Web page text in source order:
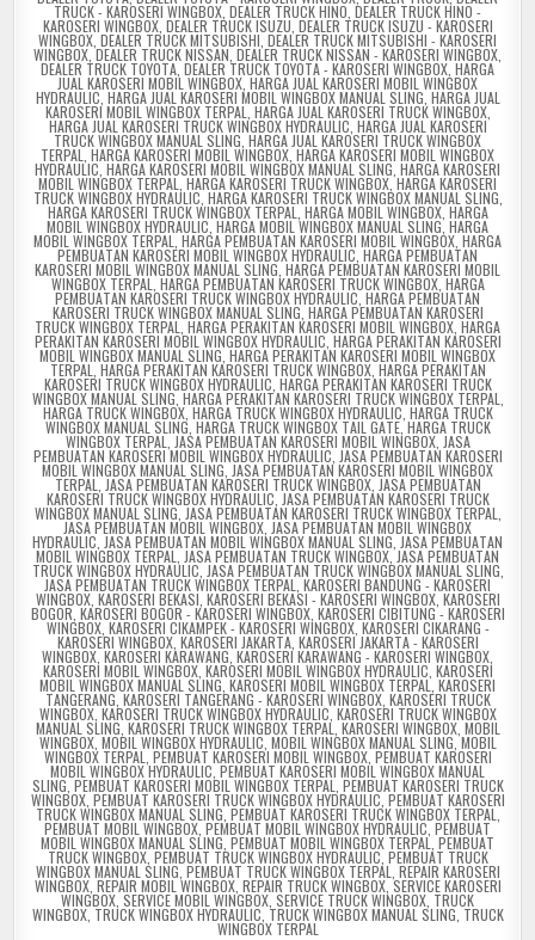
TRUCK - KAROSERI WINGBOX DEALER TRUCK HINO DEALER TRUCK HINO -
KAROSERI WINGBOX, DEALER TRUCK ISUZU DEALER TRUCK ISUZU - KAROSERI
WINGBOX DEALER TRUCK MITSUBISHI DEALER TRUCK MITSUBISHI - KAROSERI
WINGBOX ,DEALER TRUCK NISSAN DEALER TRUCK NISSAN - KAROSERI WINGBOX
DEALER TRUCK TOYOTA DEALER TRUCK TOYOTA - KAROSERI WINGBOX HARGA
JUAL KAROSERI MOBIL WINGBOX HARGA JUAL KAROSERI MOBIL WINGBOX
HYDRAULIC HARGA JUAL KAROSERI MOBIL WINGBOX MANUAL SLING HARGA JUAL
KAROSERI MOBIL WINGBOX TERPAL HARGA JUAL KAROSERI TRUCK WINGBOX,
HARGA JUAL KAROSERI TRUCK WINGBOX HYDRAULIC HARGA JUAL KAROSERI
TRUCK WINGBOX MANUAL SLING HARGA JUAL KAROSERI TRUCK WINGBOX
TERPAL HARGA KAROSERI MOBIL WINGBOX HARGA KAROSERI MOBIL WINGBOX
HYDRAULIC HARGA KAROSERI MOBIL WINGBOX MANUAL SLING HARGA KAROSERI
MOBIL WINGBOX TERPAL HARGA KAROSERI TRUCK WINGBOX ,HARGA KAROSERI
TRUCK WINGBOX HYDRAULIC HARGA KAROSERI TRUCK WINGBOX MANUAL SLING
HARGA KAROSERI TRUCK WINGBOX TERPAL HARGA MOBIL WINGBOX, HARGA
MOBIL WINGBOX HYDRAULIC HARGA MOBIL WINGBOX MANUAL SLING, HARGA
MOBIL WINGBOX TERPAL HARGA PEMBUATAN KAROSERI MOBIL WINGBOX HARGA
PEMBUATAN KAROSERI MOBIL WINGBOX HYDRAULIC HARGA PEMBUATAN
KAROSERI MOBIL WINGBOX MANUAL SLING HARGA PEMBUATAN KAROSERI MOBIL
WINGBOX TERPAL HARGA PEMBUATAN KAROSERI TRUCK WINGBOX, HARGA
PEMBUATAN KAROSERI TRUCK WINGBOX HYDRAULIC HARGA PEMBUATAN
KAROSERI TRUCK WINGBOX MANUAL SLING HARGA PEMBUATAN KAROSERI
TRUCK WINGBOX TERPAL HARGA PERAKITAN KAROSERI MOBIL WINGBOX HARGA
PERAKITAN KAROSERI MOBIL WINGBOX HYDRAULIC HARGA PERAKITAN KAROSERI
MOBIL WINGBOX MANUAL SLING HARGA PERAKITAN KAROSERI MOBIL WINGBOX
TERPAL HARGA PERAKITAN KAROSERI TRUCK WINGBOX, HARGA PERAKITAN
KAROSERI TRUCK WINGBOX HYDRAULIC HARGA PERAKITAN KAROSERI TRUCK
WINGBOX MANUAL SLING HARGA PERAKITAN KAROSERI TRUCK WINGBOX TERPAL
HARGA TRUCK WINGBOX, HARGA TRUCK WINGBOX HYDRAULIC HARGA TRUCK
WINGBOX MANUAL SLING HARGA TRUCK WINGBOX TAIL GATE,HARGA TRUCK
WINGBOX TERPAL JASA PEMBUATAN KAROSERI MOBIL WINGBOX, JASA
PEMBUATAN KAROSERI MOBIL WINGBOX HYDRAULIC JASA PEMBUATAN KAROSERI
MOBIL WINGBOX MANUAL SLING JASA PEMBUATAN KAROSERI MOBIL WINGBOX
TERPAL JASA PEMBUATAN KAROSERI TRUCK WINGBOX, JASA PEMBUATAN
KAROSERI TRUCK WINGBOX HYDRAULIC JASA PEMBUATAN KAROSERI TRUCK
WINGBOX MANUAL SLING JASA PEMBUATAN KAROSERI TRUCK WINGBOX TERPAL
JASA PEMBUATAN MOBIL WINGBOX JASA PEMBUATAN MOBIL WINGBOX
HYDRAULIC JASA PEMBUATAN MOBIL WINGBOX MANUAL SLING JASA PEMBUATAN
MOBIL WINGBOX TERPAL JASA PEMBUATAN TRUCK WINGBOX ,JASA PEMBUATAN
TRUCK WINGBOX HYDRAULIC JASA PEMBUATAN TRUCK WINGBOX MANUAL SLING
JASA PEMBUATAN TRUCK WINGBOX TERPAL KAROSERI BANDUNG - KAROSERI
WINGBOX, KAROSERI BEKASI KAROSERI BEKASI - KAROSERI WINGBOX, KAROSERI
BOGOR KAROSERI BOGOR - KAROSERI WINGBOX, KAROSERI CIBITUNG - KAROSERI
WINGBOX, KAROSERI CIKAMPEK - KAROSERI WINGBOX, KAROSERI CIKARANG -
KAROSERI WINGBOX, KAROSERI JAKARTA, KAROSERI JAKARTA - KAROSERI
WINGBOX KAROSERI KARAWANG KAROSERI KARAWANG - KAROSERI WINGBOX
KAROSERI MOBIL WINGBOX, KAROSERI MOBIL WINGBOX HYDRAULIC KAROSERI
MOBIL WINGBOX MANUAL SLING KAROSERI MOBIL WINGBOX TERPAL KAROSERI
TANGERANG KAROSERI TANGERANG - KAROSERI WINGBOX, KAROSERI TRUCK
WINGBOX, KAROSERI TRUCK WINGBOX HYDRAULIC KAROSERI TRUCK WINGBOX
MANUAL SLING KAROSERI TRUCK WINGBOX TERPAL KAROSERI WINGBOX, MOBIL
WINGBOX, MOBIL WINGBOX HYDRAULIC MOBIL WINGBOX MANUAL SLING ,MOBIL
WINGBOX TERPAL PEMBUAT KAROSERI MOBIL WINGBOX, PEMBUAT KAROSERI
MOBIL WINGBOX HYDRAULIC PEMBUAT KAROSERI MOBIL WINGBOX MANUAL
SLING PEMBUAT KAROSERI MOBIL WINGBOX TERPAL PEMBUAT KAROSERI TRUCK
WINGBOX, PEMBUAT KAROSERI TRUCK WINGBOX HYDRAULIC PEMBUAT KAROSERI
TRUCK WINGBOX MANUAL SLING PEMBUAT KAROSERI TRUCK WINGBOX TERPAL
PEMBUAT MOBIL WINGBOX PEMBUAT MOBIL WINGBOX HYDRAULIC PEMBUAT
MOBIL WINGBOX MANUAL SLING PEMBUAT MOBIL WINGBOX TERPAL PEMBUAT
TRUCK WINGBOX, PEMBUAT TRUCK WINGBOX HYDRAULIC PEMBUAT TRUCK
WINGBOX MANUAL SLING PEMBUAT TRUCK WINGBOX TERPAL REPAIR KAROSERI
WINGBOX, REPAIR MOBIL WINGBOX, REPAIR TRUCK WINGBOX, SERVICE KAROSERI
WINGBOX SERVICE MOBIL WINGBOX SERVICE TRUCK WINGBOX TRUCK
WINGBOX, TRUCK WINGBOX HYDRAULIC TRUCK WINGBOX MANUAL SLING TRUCK
WINGBOX TERPAL